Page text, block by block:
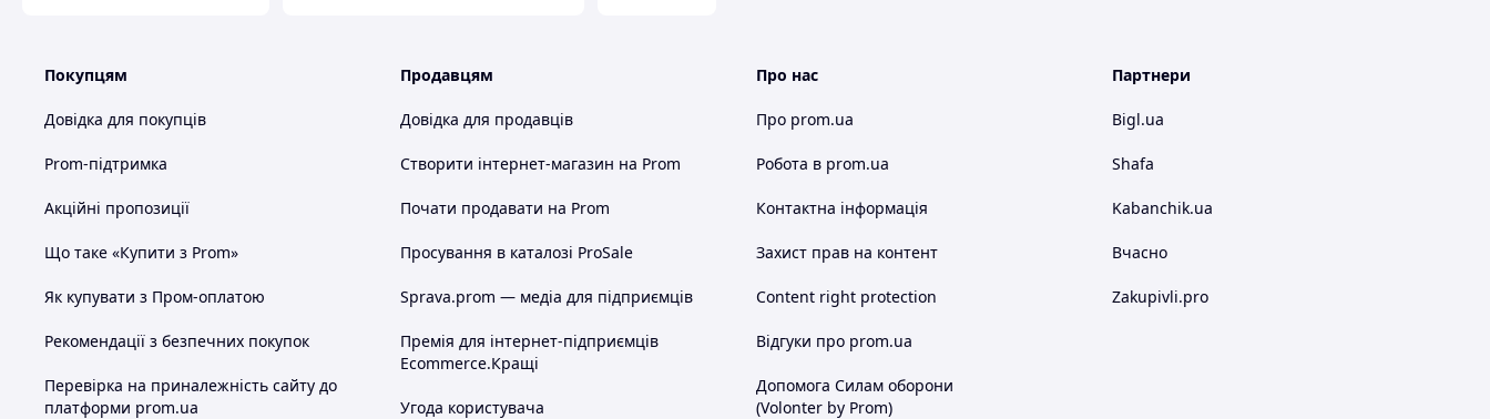
Покупцям
Довідка для покупців
Prom-підтримка
Акційні пропозиції
Що таке «Купити з Prom»
Як купувати з Пром-оплатою
Рекомендації з безпечних покупок
Перевірка на приналежність сайту до
платформи prom.ua
Продавцям
Довідка для продавців
Створити інтернет-магазин на Prom
Почати продавати на Prom
Просування в каталозі ProSale
Sprava.prom — медіа для підприємців
Премія для інтернет-підприємців
Ecommerce.Кращі
Угода користувача
Про нас
Про prom.ua
Робота в prom.ua
Контактна інформація
Захист прав на контент
Content right protection
Відгуки про prom.ua
Допомога Силам оборони
(Volonter by Prom)
Партнери
Bigl.ua
Shafa
Kabanchik.ua
Вчасно
Zakupivli.pro